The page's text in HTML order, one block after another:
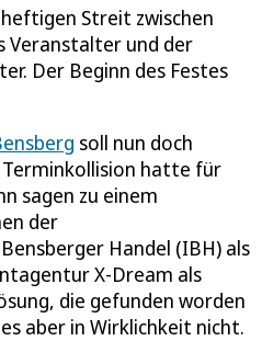
Streit zwischen
Veranstalter und der
Der Beginn des Festes
soll nun doch
hatte für
sagen zu einem
der
Handel (IBH) als
X-Dream als
die gefunden worden
aber in Wirklichkeit nicht.